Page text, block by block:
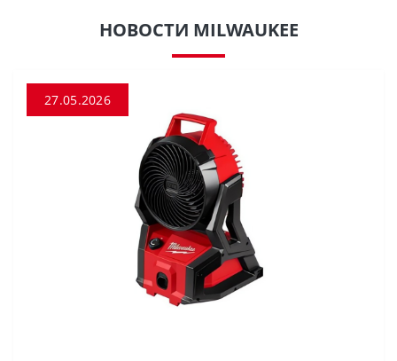
НОВОСТИ MILWAUKEE
27.05.2026